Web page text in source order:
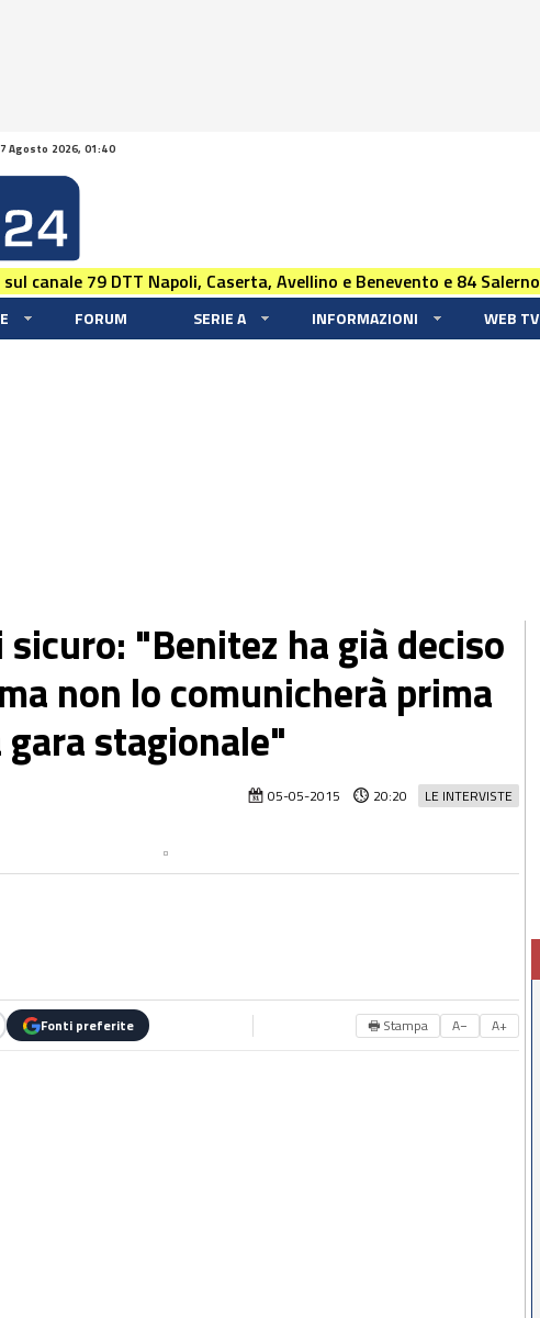
Agosto 2026, 01:40
canale 79 DTT Napoli, Caserta, Avellino e Benevento e 84 Salerno
FORUM SERIE A INFORMAZIONI WEB TV
"Benitez ha già deciso
non lo comunicherà prima
stagionale"
LE INTERVISTE
05-05-2015 20:20
Fonti preferite 🖶 Stampa A− A+